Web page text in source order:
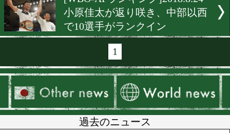
[IBFランキング]2018.9.6
岩佐亮佑は4位にダウン
[WBAランキング]2018.9.1
小野心、清瀬天太がランク
[日本ランキング]2018.8.31